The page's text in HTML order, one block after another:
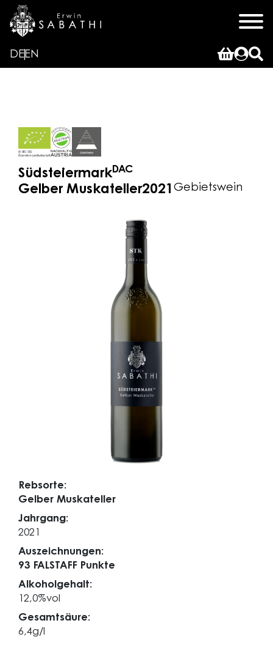
DEEN
SüdsteiermarkDAC
Gelber Muskateller2021 Gebietswein
Rebsorte:
Gelber Muskateller
Jahrgang:
2021
Auszeichnungen:
93 FALSTAFF Punkte
Alkoholgehalt:
12,0%vol
Gesamtsäure:
6,4g/l